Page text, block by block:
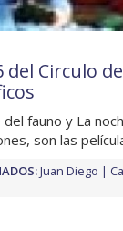
del Circulo
fauno y La
son las
Juan Diego